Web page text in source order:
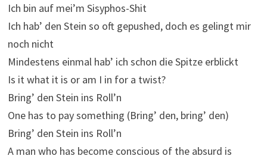
Ich bin auf mei’m Sisyphos-Shit
Ich hab’ den Stein so oft gepushed, doch es gelingt mir
noch nicht
Mindestens einmal hab’ ich schon die Spitze erblickt
Is it what it is or am I in for a twist?
Bring’ den Stein ins Roll’n
One has to pay something (Bring’ den, bring’ den)
Bring’ den Stein ins Roll’n
A man who has become conscious of the absurd is